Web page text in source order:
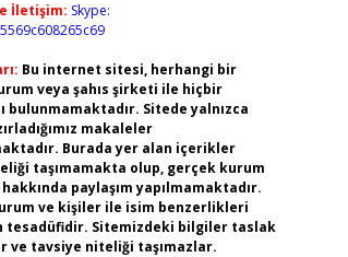
İletişim: Skype:
Bu internet sitesi, herhangi bir
veya şahıs şirketi ile hiçbir
bulunmamaktadır. Sitede yalnızca
makaleler
Burada yer alan içerikler
taşımamakta olup, gerçek kurum
paylaşım yapılmamaktadır.
ve kişiler ile isim benzerlikleri
tesadüfidir. Sitemizdeki bilgiler taslak
ve tavsiye niteliği taşımazlar.